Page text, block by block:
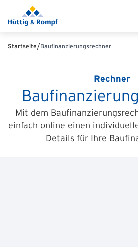
Baufinanzierung
RechnerBaufinanzierungsrechner
Partnerschaft
Käuferprofile 2026
Updates erhaltenAlle
Über uns
Ihre Ansprechpartner
Startseite/Baufinanzierungsrechner
Rechner
Mit dem
einfach online einen
Details für Ihre